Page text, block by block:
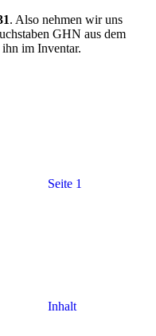
. Also nehmen wir uns
GHN aus dem
im Inventar.
Seite 1
Inhalt